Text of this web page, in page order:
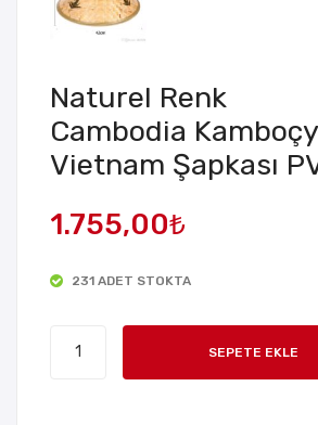
Naturel Renk
Cambodia
Vietnam Şapkası
1.755,00₺
231 ADET STOKTA
SEPETE EKLE